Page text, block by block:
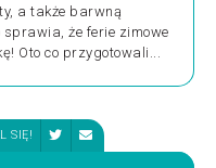
a także barwną
że ferie zimowe
Oto co przygotowali...
SIĘ!